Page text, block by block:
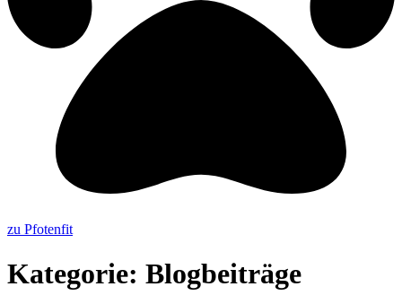
zu Pfotenfit
Kategorie: Blogbeiträge